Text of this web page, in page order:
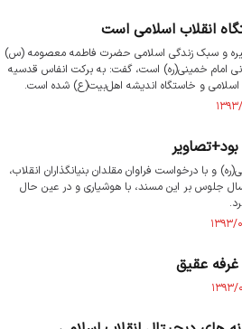
انقلاب اسلامی است
سیره و سبک زندگی اسلامی حضرت فاطمه معصومه (س)
امام خمینی(ره) است، گفت: به برکت انفاس قدسیه
اسلامی و خاستگاه اندیشه اهل‌بیت(ع) شده است.
و با درخواست فراوان مقلدان بنیانگذاران انقلاب،
جلوس بر این مسند، با هوشیاری و در عین حال
عقیق